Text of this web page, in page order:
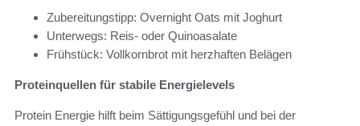
Zubereitungstipp: Overnight Oats mit Joghurt
Unterwegs: Reis- oder Quinoasalate
Frühstück: Vollkornbrot mit herzhaften Belägen
Proteinquellen für stabile Energielevels
Protein Energie hilft beim Sättigungsgefühl und bei der